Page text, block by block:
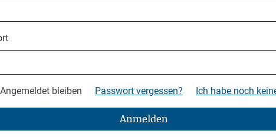
Angemeldet bleiben Passwort vergessen? Ich habe noch
Anmelden